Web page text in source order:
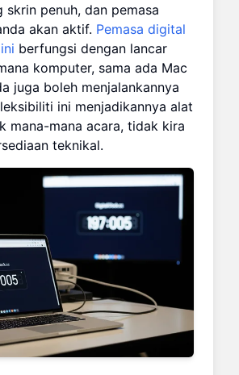
skrin penuh, dan pemasa
akan aktif. Pemasa digital
berfungsi dengan lancar
komputer, sama ada Mac
juga boleh menjalankannya
ini menjadikannya alat
mana-mana acara, tidak kira
teknikal.